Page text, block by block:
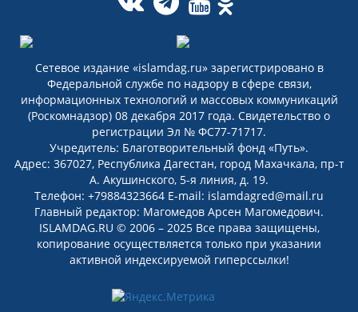
Сетевое издание «islamdag.ru» зарегистрировано в
Федеральной службе по надзору в сфере связи,
информационных технологий и массовых коммуникаций
(Роскомнадзор) 08 декабря 2017 года. Свидетельство о
регистрации Эл № ФС77-71717.
Учредитель: Благотворительный фонд «Путь».
Адрес: 367027, Республика Дагестан, город Махачкала, пр-т
А. Акушинского, 5-я линия, д. 19.
Телефон: +79884323664 E-mail: islamdagred@mail.ru
Главный редактор: Магомедов Арсен Магомедович.
ISLAMDAG.RU © 2006 – 2025 Все права защищены,
копирование осуществляется только при указании
активной индексируемой гиперссылки!